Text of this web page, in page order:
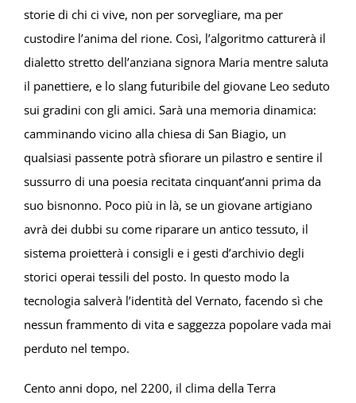
storie di chi ci vive, non per sorvegliare, ma per
custodire l’anima del rione. Così, l’algoritmo catturerà il
dialetto stretto dell’anziana signora Maria mentre saluta
il panettiere, e lo slang futuribile del giovane Leo seduto
sui gradini con gli amici. Sarà una memoria dinamica:
camminando vicino alla chiesa di San Biagio, un
qualsiasi passente potrà sfiorare un pilastro e sentire il
sussurro di una poesia recitata cinquant’anni prima da
suo bisnonno. Poco più in là, se un giovane artigiano
avrà dei dubbi su come riparare un antico tessuto, il
sistema proietterà i consigli e i gesti d’archivio degli
storici operai tessili del posto. In questo modo la
tecnologia salverà l’identità del Vernato, facendo sì che
nessun frammento di vita e saggezza popolare vada mai
perduto nel tempo.
Cento anni dopo, nel 2200, il clima della Terra